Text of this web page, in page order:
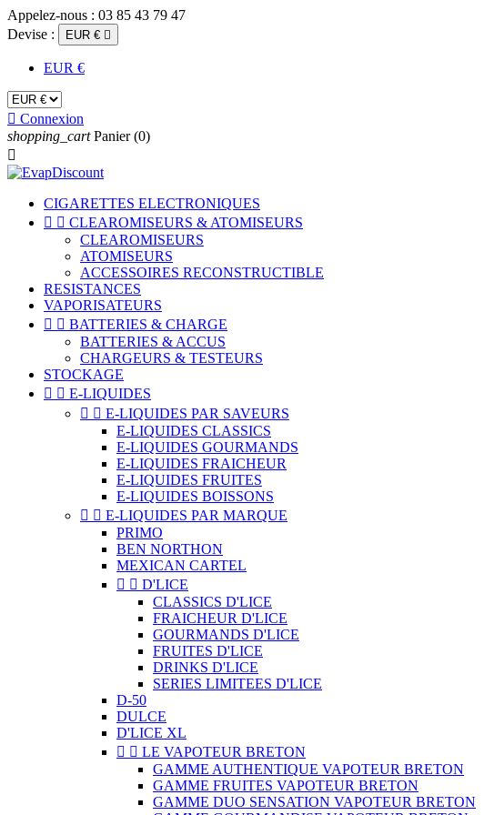
Appelez-nous : 03 85 43 79 47
Devise :
EUR € 
EUR €
 Connexion
shopping_cart Panier (0)

CIGARETTES ELECTRONIQUES
  CLEAROMISEURS & ATOMISEURS
CLEAROMISEURS
ATOMISEURS
ACCESSOIRES RECONSTRUCTIBLE
RESISTANCES
VAPORISATEURS
  BATTERIES & CHARGE
BATTERIES & ACCUS
CHARGEURS & TESTEURS
STOCKAGE
  E-LIQUIDES
  E-LIQUIDES PAR SAVEURS
E-LIQUIDES CLASSICS
E-LIQUIDES GOURMANDS
E-LIQUIDES FRAICHEUR
E-LIQUIDES FRUITES
E-LIQUIDES BOISSONS
  E-LIQUIDES PAR MARQUE
PRIMO
BEN NORTHON
MEXICAN CARTEL
  D'LICE
CLASSICS D'LICE
FRAICHEUR D'LICE
GOURMANDS D'LICE
FRUITES D'LICE
DRINKS D'LICE
SERIES LIMITEES D'LICE
D-50
DULCE
D'LICE XL
  LE VAPOTEUR BRETON
GAMME AUTHENTIQUE VAPOTEUR BRETON
GAMME FRUITES VAPOTEUR BRETON
GAMME DUO SENSATION VAPOTEUR BRETON